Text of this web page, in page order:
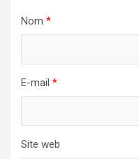
Nom *
E-mail *
Site web